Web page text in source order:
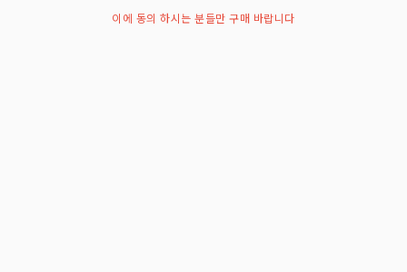
이에 동의 하시는 분들만 구매 바랍니다